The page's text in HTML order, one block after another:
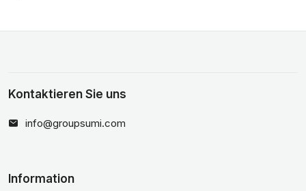
Kontaktieren Sie uns
info@groupsumi.com
Information